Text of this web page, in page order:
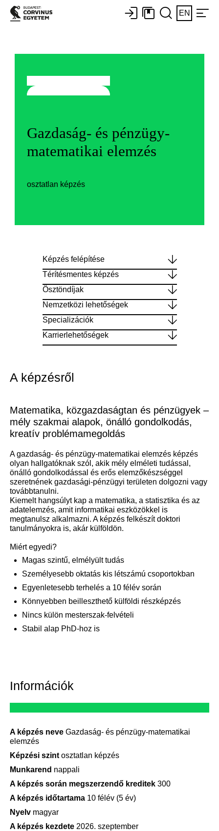
EN
Gazdaság- és pénzügy-
matematikai elemzés
osztatlan képzés
Képzés felépítése
Térítésmentes képzés
Ösztöndíjak
Nemzetközi lehetőségek
Specializációk
Karrierlehetőségek
A képzésről
Matematika, közgazdaságtan és pénzügyek –
mély szakmai alapok, önálló gondolkodás,
kreatív problémamegoldás
A gazdaság- és pénzügy-matematikai elemzés képzés
olyan hallgatóknak szól, akik mély elméleti tudással,
önálló gondolkodással és erős elemzőkészséggel
szeretnének gazdasági-pénzügyi területen dolgozni vagy
továbbtanulni.
Kiemelt hangsúlyt kap a matematika, a statisztika és az
adatelemzés, amit informatikai eszközökkel is
megtanulsz alkalmazni. A képzés felkészít doktori
tanulmányokra is, akár külföldön.
Miért egyedi?
Magas szintű, elmélyült tudás
Személyesebb oktatás kis létszámú csoportokban
Egyenletesebb terhelés a 10 félév során
Könnyebben beilleszthető külföldi részképzés
Nincs külön mesterszak-felvételi
Stabil alap PhD-hoz is
Információk
A képzés neve Gazdaság- és pénzügy-matematikai
elemzés
Képzési szint osztatlan képzés
Munkarend nappali
A képzés során megszerzendő kreditek 300
A képzés időtartama 10 félév (5 év)
Nyelv magyar
A képzés kezdete 2026. szeptember